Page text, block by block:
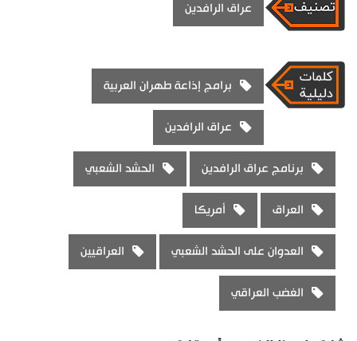
عراق الرافدين
برامج إذاعة طهران العربية
عراق الرافدين
برنامج عراق الرافدين الحشد الشعبي
العراق أمريكا
العدوان على الحشد الشعبي العراقيين
الغضب العراقي